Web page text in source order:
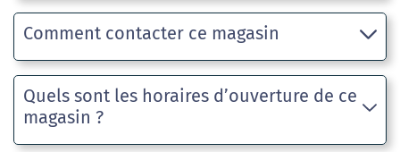
Comment contacter ce magasin
Quels sont les horaires d’ouverture de ce
magasin ?